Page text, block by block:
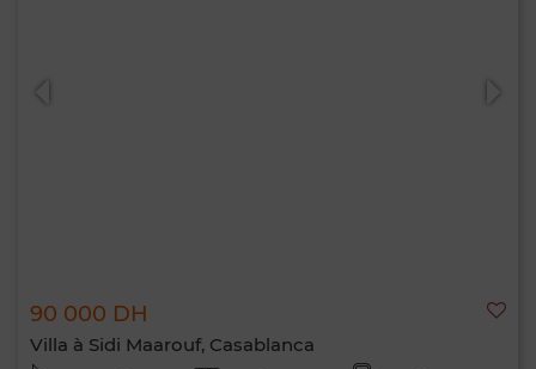
90 000 DH
Villa à Sidi Maarouf, Casablanca